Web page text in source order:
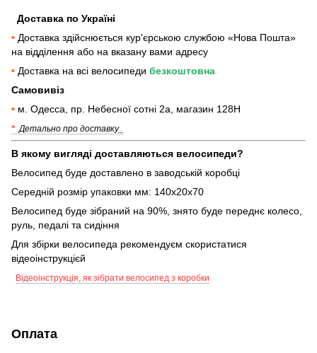
Доставка по Україні
• Доставка здійснюється кур'єрською службою «Нова Пошта»
на відділення або на вказану вами адресу
• Доставка на всі велосипеди безкоштовна
Самовивіз
• м. Одесса, пр. Небесної сотні 2а, магазин 128Н
* Детально про доставку_
В якому вигляді доставляються велосипеди?
Велосипед буде доставлено в заводській коробці
Середній розмір упаковки мм: 140х20х70
Велосипед буде зібраний на 90%, знято буде переднє колесо,
руль, педалі та сидіння
Для збірки велосипеда рекомендуєм скористатися
відеоінструкцієй
Відеоінструкція, як зібрати велосипед з коробки
Оплата